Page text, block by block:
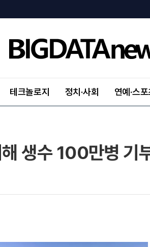
테크놀로지 정치·사회 연예·스
생수 100만병 기